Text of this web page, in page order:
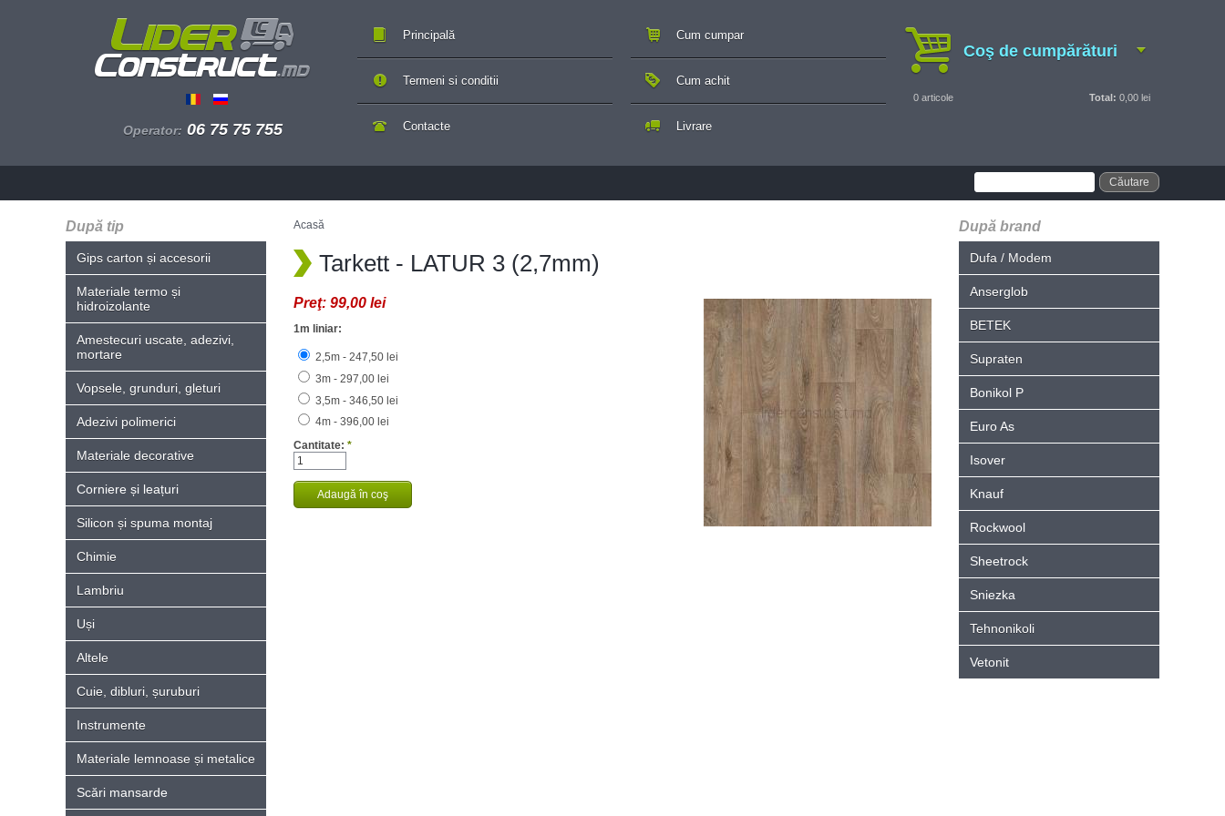
Operator: 06 75 75 755
Principală
Contacte
Cum cumpar
Cum achit
Livrare
Termeni si conditii
Coş de cumpărături
0 articole Total: 0,00 lei
După tip
Gips carton și accesorii
Materiale termo și
hidroizolante
Amestecuri uscate, adezivi,
mortare
Vopsele, grunduri, gleturi
Adezivi polimerici
Materiale decorative
Corniere și leațuri
Silicon și spuma montaj
Chimie
Lambriu
Uși
Altele
Cuie, dibluri, șuruburi
Instrumente
Materiale lemnoase și metalice
Scări mansarde
Acasă
Tarkett - LATUR 3 (2,7mm)
Preţ: 99,00 lei
1m liniar:
2,5m - 247,50 lei
3m - 297,00 lei
3,5m - 346,50 lei
4m - 396,00 lei
Cantitate: *
După brand
Dufa / Modem
Anserglob
BETEK
Supraten
Bonikol P
Euro As
Isover
Knauf
Rockwool
Sheetrock
Sniezka
Tehnonikoli
Vetonit